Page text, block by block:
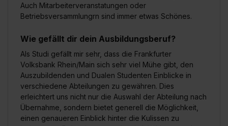
Auch Mitarbeiterveranstatungen oder
Betriebsversammlungrn sind immer etwas Schönes.
Wie gefällt dir dein Ausbildungsberuf?
Als Studi gefällt mir sehr, dass die Frankfurter
Volksbank Rhein/Main sich sehr viel Mühe gibt, den
Auszubildenden und Dualen Studenten Einblicke in
verschiedene Abteilungen zu gewähren. Dies
erleichtert uns nicht nur die Auswahl der Abteilung nach
Übernahme, sondern bietet generell die Möglichkeit,
einen genaueren Einblick hinter die Kulissen zu